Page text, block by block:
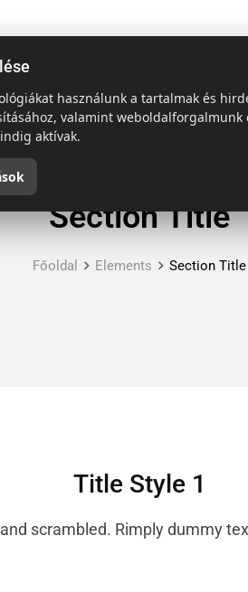
Emblémázás és szállítás
Section Title
Főoldal Elements Section Title
Title Style 1
scrambled. Rimply dummy
használunk a tartalmak és
valamint weboldalforgalmunk
aktívak.